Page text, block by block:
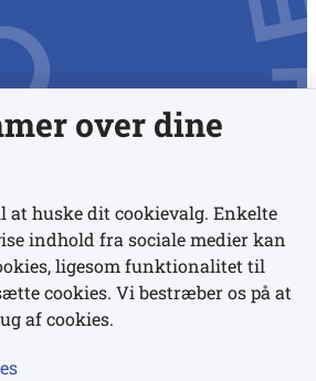
over dine
at huske dit cookievalg. Enkelte
indhold fra sociale medier kan
ligesom funktionalitet til
cookies. Vi bestræber os på at
af cookies.